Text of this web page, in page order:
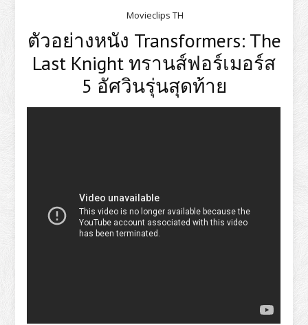
Movieclips TH
ตัวอย่างหนัง Transformers: The
Last Knight ทรานส์ฟอร์เมอร์ส
5 อัศวินรุ่นสุดท้าย